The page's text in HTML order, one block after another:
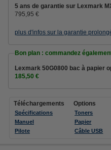
5 ans de garantie sur Lexmark
795,95 €
plus d'infos sur la garantie
Bon plan : commandez
Lexmark 50G0800 bac à papier
185,50 €
Téléchargements
Spécifications
Manuel
Pilote
Options
Toners
Papier
Câble USB